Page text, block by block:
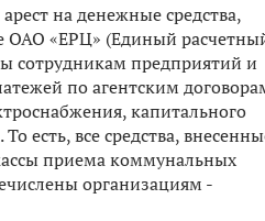
на денежные средства,
ОАО «ЕРЦ» (Единый
сотрудникам предприятий и
по агентским
капитального
есть, все средства,
приема коммунальных
организациям -